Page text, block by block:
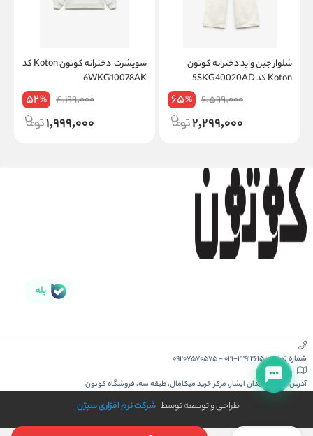
شلوار جین واید دخترانه کوتون
Koton کد 5SKG40020AD
6,599,000
65%
2,299,000
سویشرت دخترانه کوتون Koton کد
6WKG10078AK
4,199,000
52%
1,999,000
بله
شماره تماس :021-22912615
-
09207570575
آدرس :کیش، میدان ابشار، مرکز خرید میکامال، طبقه سه، فروشگاه کوتون
طراحی و توسعه توسط شرکت نرم افزاری سیژن